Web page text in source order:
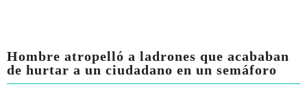
Hombre atropelló a ladrones que acababan
de hurtar a un ciudadano en un semáforo